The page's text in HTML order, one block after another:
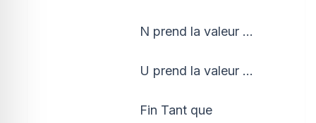
N prend la valeur ...
U prend la valeur ...
Fin Tant que